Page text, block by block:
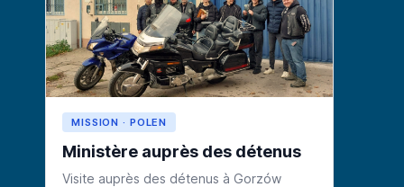
MISSION · POLEN
Ministère auprès des détenus
Visite auprès des détenus à Gorzów